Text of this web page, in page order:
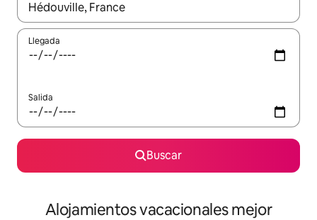
Cuando los resultados estén disponibles, navega con las
Llegada
Salida
Buscar
Alojamientos vacacionales mejor